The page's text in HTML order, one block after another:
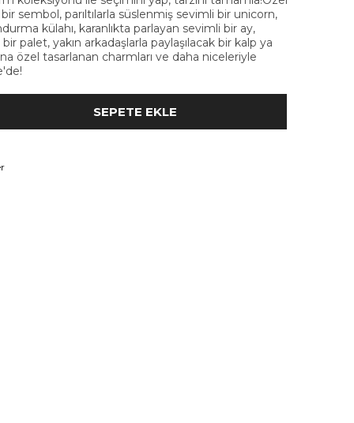
sembol, parıltılarla süslenmiş sevimli bir unicorn,
külahı, karanlıkta parlayan sevimli bir ay,
palet, yakın arkadaşlarla paylaşılacak bir kalp ya
özel tasarlanan charmları ve daha niceleriyle